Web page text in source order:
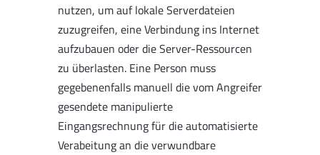
nutzen, um auf lokale Serverdateien
zuzugreifen, eine Verbindung ins Internet
aufzubauen oder die Server-Ressourcen
zu überlasten. Eine Person muss
gegebenenfalls manuell die vom Angreifer
gesendete manipulierte
Eingangsrechnung für die automatisierte
Verabeitung an die verwundbare